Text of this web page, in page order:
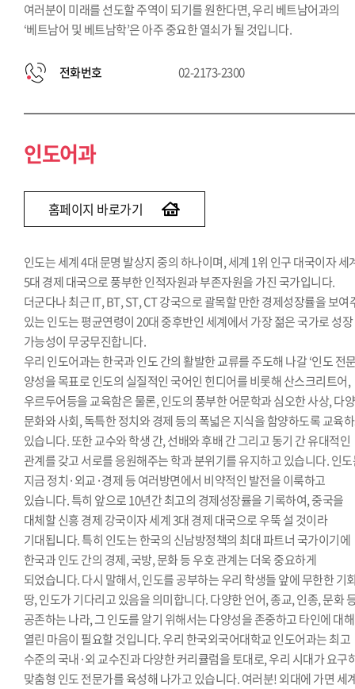
여러분이 미래를 선도할 주역이 되기를 원한다면, 우리 베트남어과의
‘베트남어 및 베트남학’은 아주 중요한 열쇠가 될 것입니다.
전화번호 02-2173-2300
인도어과
홈페이지 바로가기
인도는 세계 4대 문명 발상지 중의 하나이며, 세계 1위 인구 대국이자 세
5대 경제 대국으로 풍부한 인적자원과 부존자원을 가진 국가입니다.
더군다나 최근 IT, BT, ST, CT 강국으로 괄목할 만한 경제성장률을 보여
있는 인도는 평균연령이 20대 중후반인 세계에서 가장 젊은 국가로 성장
가능성이 무궁무진합니다.
우리 인도어과는 한국과 인도 간의 활발한 교류를 주도해 나갈 ‘인도 전
양성을 목표로 인도의 실질적인 국어인 힌디어를 비롯해 산스크리트어,
우르두어등을 교육함은 물론, 인도의 풍부한 어문학과 심오한 사상, 다
문화와 사회, 독특한 정치와 경제 등의 폭넓은 지식을 함양하도록 교육
있습니다. 또한 교수와 학생 간, 선배와 후배 간 그리고 동기 간 유대적인
관계를 갖고 서로를 응원해주는 학과 분위기를 유지하고 있습니다. 인
지금 정치·외교·경제 등 여러방면에서 비약적인 발전을 이룩하고
있습니다. 특히 앞으로 10년간 최고의 경제성장률을 기록하여, 중국을
대체할 신흥 경제 강국이자 세계 3대 경제 대국으로 우뚝 설 것이라
기대됩니다. 특히 인도는 한국의 신남방정책의 최대 파트너 국가이기에
한국과 인도 간의 경제, 국방, 문화 등 우호 관계는 더욱 중요하게
되었습니다. 다시 말해서, 인도를 공부하는 우리 학생들 앞에 무한한 기
땅, 인도가 기다리고 있음을 의미합니다. 다양한 언어, 종교, 인종, 문화
공존하는 나라, 그 인도를 알기 위해서는 다양성을 존중하고 타인에 대해
열린 마음이 필요할 것입니다. 우리 한국외국어대학교 인도어과는 최고
수준의 국내·외 교수진과 다양한 커리큘럼을 토대로, 우리 시대가 요구
맞춤형 인도 전문가를 육성해 나가고 있습니다. 여러분! 외대에 가면 세